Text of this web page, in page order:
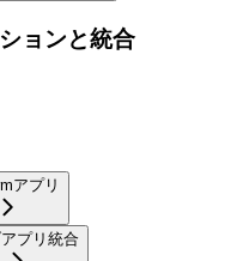
ョンと統合
アプリ
プリ統合